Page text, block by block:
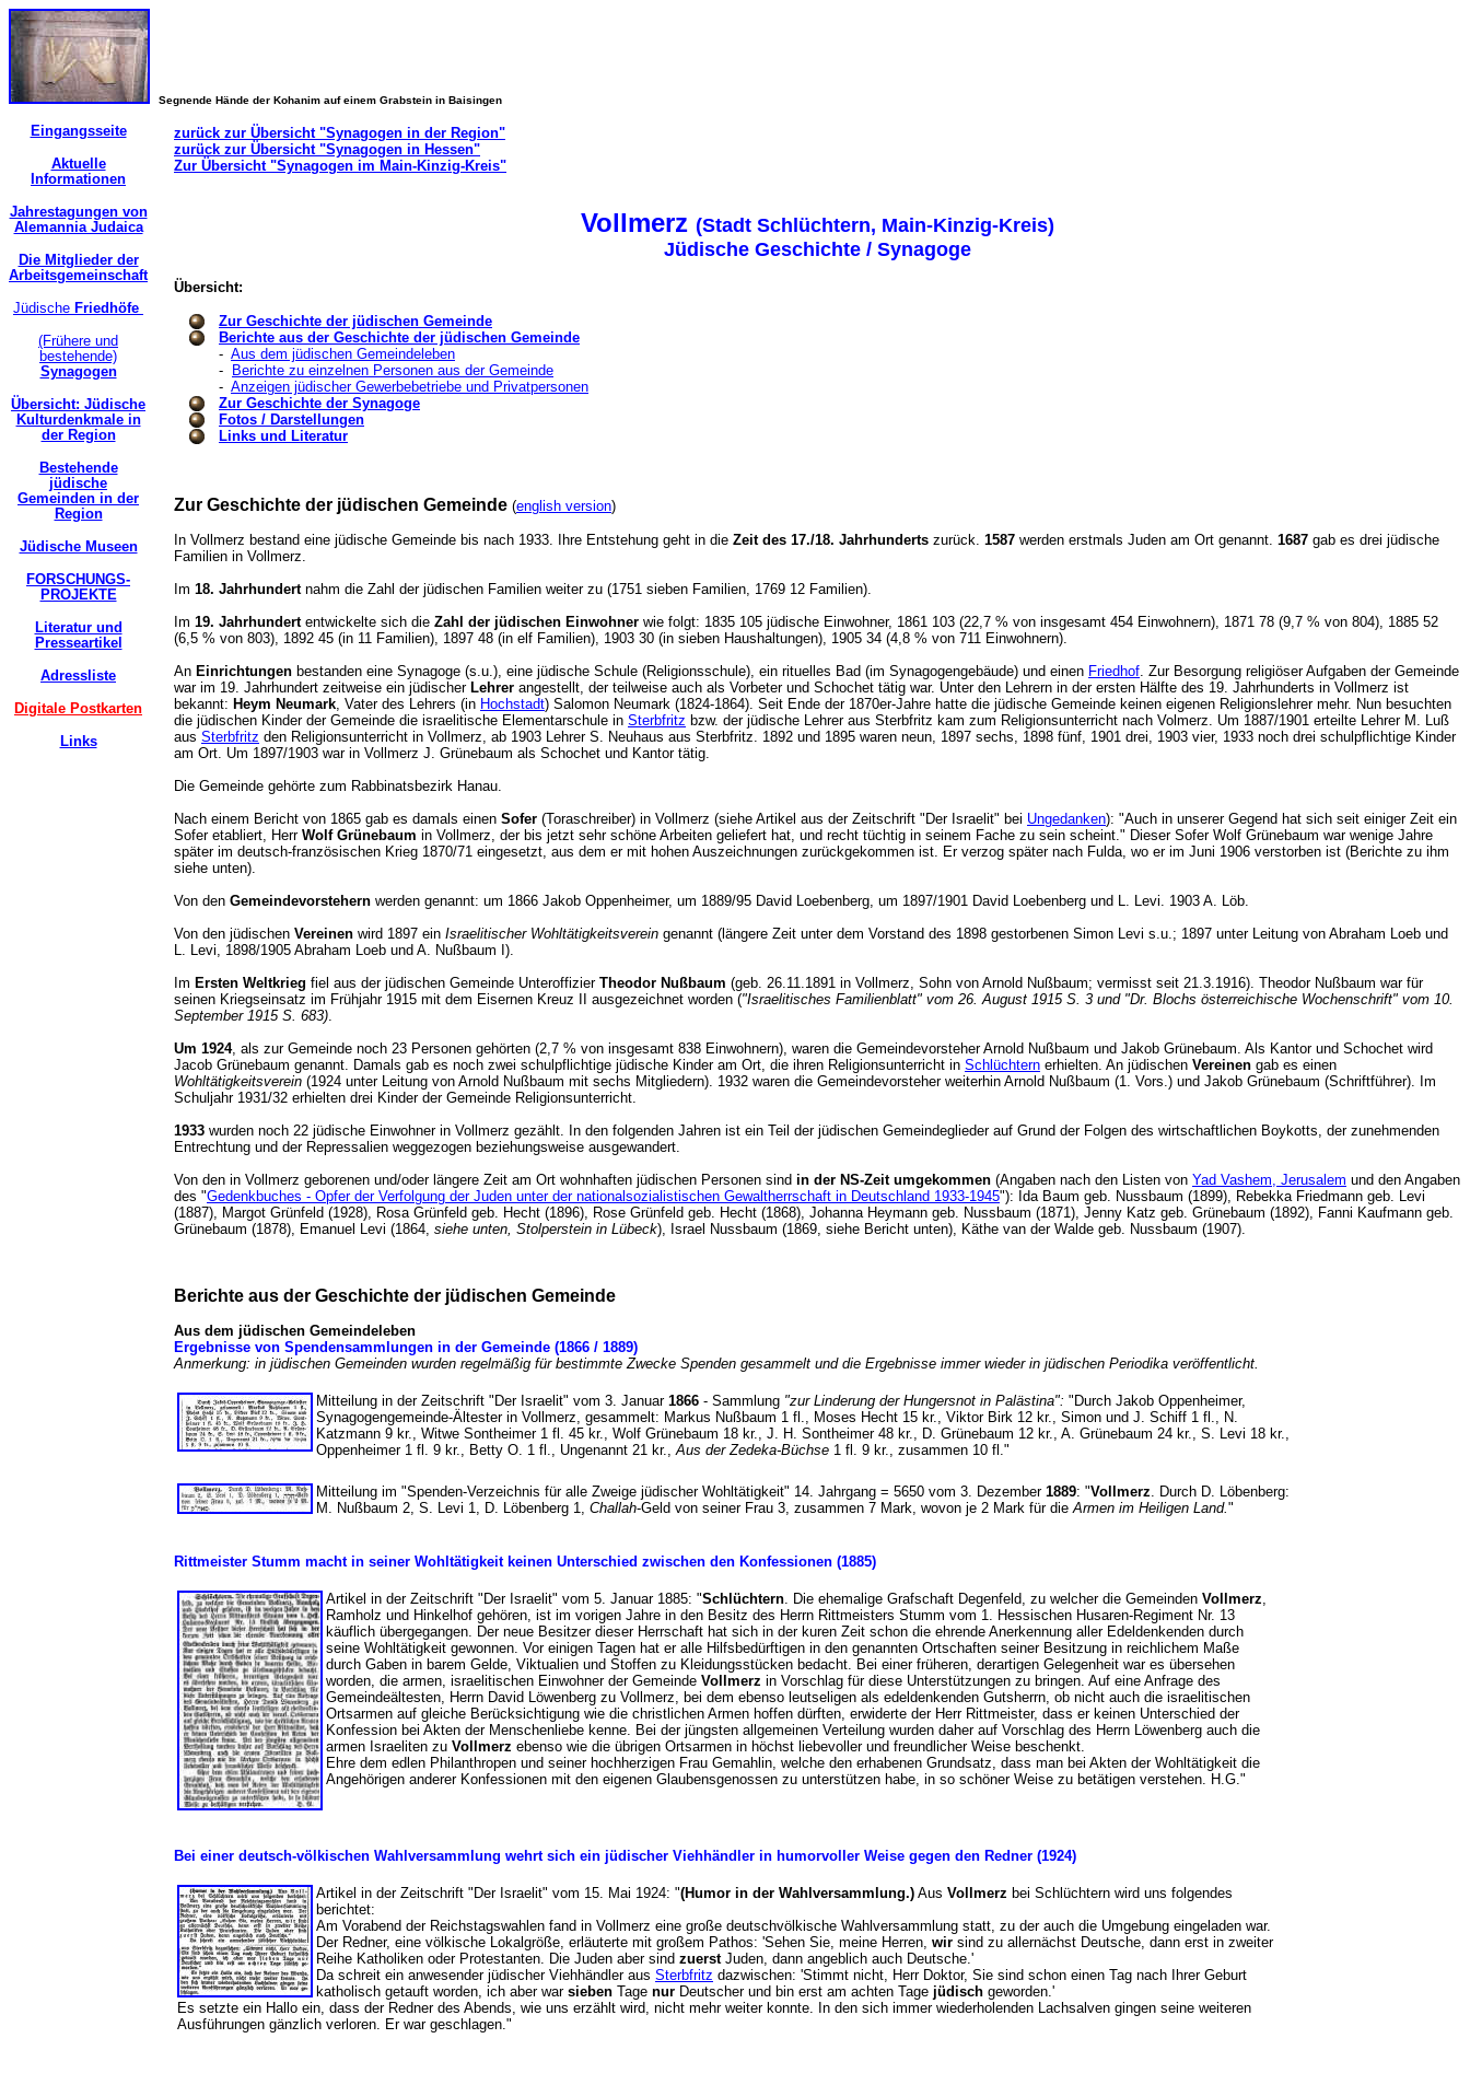
Segnende Hände der Kohanim auf einem Grabstein in Baisingen
Eingangsseite
Aktuelle
Informationen
Jahrestagungen von
Alemannia Judaica
Die Mitglieder der
Arbeitsgemeinschaft
Jüdische Friedhöfe
(Frühere und
bestehende)
Synagogen
Übersicht: Jüdische
Kulturdenkmale in
der Region
Bestehende
jüdische
Gemeinden in der
Region
Jüdische Museen
FORSCHUNGS-
PROJEKTE
Literatur und
Presseartikel
Adressliste
Digitale Postkarten
Links
zurück zur Übersicht "Synagogen in der Region"
zurück zur Übersicht "Synagogen in Hessen"
Zur Übersicht "Synagogen im Main-Kinzig-Kreis"
Vollmerz (Stadt Schlüchtern, Main-Kinzig-Kreis)
Jüdische Geschichte / Synagoge
Übersicht:
Zur Geschichte der jüdischen Gemeinde
Berichte aus der Geschichte der jüdischen Gemeinde
- Aus dem jüdischen Gemeindeleben
-
Berichte zu einzelnen Personen aus der Gemeinde
- Anzeigen jüdischer Gewerbebetriebe und Privatpersonen
Zur Geschichte der Synagoge
Fotos / Darstellungen
Links und Literatur
Zur Geschichte der jüdischen Gemeinde (english version)
In Vollmerz bestand eine jüdische Gemeinde bis nach 1933. Ihre Entstehung geht in die Zeit des 17./18. Jahrhunderts zurück. 1587 werden erstmals Juden am Ort genannt. 1687 gab es drei jüdische
Familien in Vollmerz.
Im 18. Jahrhundert nahm die Zahl der jüdischen Familien weiter zu (1751 sieben Familien, 1769 12 Familien).
Im 19. Jahrhundertentwickelte sich die Zahl der jüdischen Einwohner wie folgt: 1835 105 jüdische Einwohner, 1861 103 (22,7 % von insgesamt 454 Einwohnern), 1871 78 (9,7 % von 804), 1885 52
(6,5 % von 803), 1892 45 (in 11 Familien), 1897 48 (in elf Familien), 1903 30 (in sieben Haushaltungen), 1905 34 (4,8 % von 711 Einwohnern).
An Einrichtungen bestanden eine Synagoge (s.u.), eine jüdische Schule (Religionsschule), ein rituelles Bad (im Synagogengebäude) und einen Friedhof. Zur Besorgung religiöser Aufgaben der Gemeinde
war im 19. Jahrhundert zeitweise ein jüdischer Lehrer angestellt, der teilweise auch als Vorbeter und Schochet tätig war. Unter den Lehrern in der ersten Hälfte des 19. Jahrhunderts in Vollmerz ist
bekannt: Heym Neumark, Vater des Lehrers (in Hochstadt) Salomon Neumark (1824-1864). Seit Ende der 1870er-Jahre hatte die jüdische Gemeinde keinen eigenen Religionslehrer mehr. Nun besuchten
die jüdischen Kinder der Gemeinde die israelitische Elementarschule in Sterbfritz bzw. der jüdische Lehrer aus Sterbfritz kam zum Religionsunterricht nach Volmerz. Um 1887/1901 erteilte Lehrer M. Luß
aus Sterbfritz den Religionsunterricht in Vollmerz, ab 1903 Lehrer S. Neuhaus aus Sterbfritz. 1892 und 1895 waren neun, 1897 sechs, 1898 fünf, 1901 drei, 1903 vier, 1933 noch drei schulpflichtige Kinder
am Ort. Um 1897/1903 war in Vollmerz J. Grünebaum als Schochet und Kantor tätig.
Die Gemeinde gehörte zum Rabbinatsbezirk Hanau.
Nach einem Bericht von 1865 gab es damals einen Sofer (Toraschreiber) in Vollmerz (siehe Artikel aus der Zeitschrift "Der Israelit" bei Ungedanken): "Auch in unserer Gegend hat sich seit einiger Zeit ein
Sofer etabliert, Herr Wolf Grünebaum in Vollmerz, der bis jetzt sehr schöne Arbeiten geliefert hat, und recht tüchtig in seinem Fache zu sein scheint." Dieser Sofer Wolf Grünebaum war wenige Jahre
später im deutsch-französischen Krieg 1870/71 eingesetzt, aus dem er mit hohen Auszeichnungen zurückgekommen ist. Er verzog später nach Fulda, wo er im Juni 1906 verstorben ist (Berichte zu ihm
siehe unten).
Von den Gemeindevorstehern werden genannt: um 1866 Jakob Oppenheimer, um 1889/95 David Loebenberg, um 1897/1901 David Loebenberg und L. Levi. 1903 A. Löb.
Von den jüdischen Vereinen wird 1897 ein Israelitischer Wohltätigkeitsverein genannt (längere Zeit unter dem Vorstand des 1898 gestorbenen Simon Levi s.u.; 1897 unter Leitung von Abraham Loeb und
L. Levi, 1898/1905 Abraham Loeb und A. Nußbaum I).
Im Ersten Weltkrieg fiel aus der jüdischen Gemeinde Unteroffizier Theodor Nußbaum (geb. 26.11.1891 in Vollmerz, Sohn von Arnold Nußbaum; vermisst seit 21.3.1916). Theodor Nußbaum war für
seinen Kriegseinsatz im Frühjahr 1915 mit dem Eisernen Kreuz II ausgezeichnet worden ("Israelitisches Familienblatt" vom 26. August 1915 S. 3 und "Dr. Blochs österreichische Wochenschrift" vom 10.
September 1915 S. 683).
Um 1924, als zur Gemeinde noch 23 Personen gehörten (2,7 % von insgesamt 838 Einwohnern), waren die Gemeindevorsteher Arnold Nußbaum und Jakob Grünebaum. Als Kantor und Schochet wird
Jacob Grünebaum genannt. Damals gab es noch zwei schulpflichtige jüdische Kinder am Ort, die ihren Religionsunterricht in Schlüchtern erhielten. An jüdischen Vereinen gab es einen
Wohltätigkeitsverein (1924 unter Leitung von Arnold Nußbaum mit sechs Mitgliedern). 1932 waren die Gemeindevorsteher weiterhin Arnold Nußbaum (1. Vors.) und Jakob Grünebaum (Schriftführer). Im
Schuljahr 1931/32 erhielten drei Kinder der Gemeinde Religionsunterricht.
1933 wurden noch 22 jüdische Einwohner in Vollmerz gezählt. In den folgenden Jahren ist ein Teil der jüdischen Gemeindeglieder auf Grund der Folgen des wirtschaftlichen Boykotts, der zunehmenden
Entrechtung und der Repressalien weggezogen beziehungsweise ausgewandert.
Von den in Vollmerz geborenen und/oder längere Zeit am Ort wohnhaften jüdischen Personen sind in der NS-Zeit umgekommen (Angaben nach den Listen von Yad Vashem, Jerusalem und den Angaben
des "Gedenkbuches - Opfer der Verfolgung der Juden unter der nationalsozialistischen Gewaltherrschaft in Deutschland 1933-1945"): Ida Baum geb. Nussbaum (1899), Rebekka Friedmann geb. Levi
(1887), Margot Grünfeld (1928), Rosa Grünfeld geb. Hecht (1896), Rose Grünfeld geb. Hecht (1868), Johanna Heymann geb. Nussbaum (1871), Jenny Katz geb. Grünebaum (1892), Fanni Kaufmann geb.
Grünebaum (1878), Emanuel Levi (1864, siehe unten, Stolperstein in Lübeck), Israel Nussbaum (1869, siehe Bericht unten), Käthe van der Walde geb. Nussbaum (1907).
Berichte aus der Geschichte der jüdischen Gemeinde
Aus dem jüdischen Gemeindeleben
Ergebnisse von Spendensammlungen in der Gemeinde (1866 / 1889)
Anmerkung: in jüdischen Gemeinden wurden regelmäßig für bestimmte Zwecke Spenden gesammelt und die Ergebnisse immer wieder in jüdischen Periodika veröffentlicht.
Mitteilung in der Zeitschrift "Der Israelit" vom 3. Januar 1866 - Sammlung "zur Linderung der Hungersnot in Palästina": "Durch Jakob Oppenheimer,
Synagogengemeinde-Ältester in Vollmerz, gesammelt: Markus Nußbaum 1 fl., Moses Hecht 15 kr., Viktor Birk 12 kr., Simon und J. Schiff 1 fl., N.
Katzmann 9 kr., Witwe Sontheimer 1 fl. 45 kr., Wolf Grünebaum 18 kr., J. H. Sontheimer 48 kr., D. Grünebaum 12 kr., A. Grünebaum 24 kr., S. Levi 18 kr.,
Oppenheimer 1 fl. 9 kr., Betty O. 1 fl., Ungenannt 21 kr.,Aus der Zedeka-Büchse 1 fl. 9 kr., zusammen 10 fl."
Mitteilung im "Spenden-Verzeichnis für alle Zweige jüdischer Wohltätigkeit" 14. Jahrgang = 5650 vom 3. Dezember 1889: "Vollmerz. Durch D. Löbenberg:
M. Nußbaum 2, S. Levi 1, D. Löbenberg 1, Challah-Geld von seiner Frau 3, zusammen 7 Mark, wovon je 2 Mark für dieArmen im Heiligen Land."
Rittmeister Stumm macht in seiner Wohltätigkeit keinen Unterschied zwischen den Konfessionen (1885)
Artikel in der Zeitschrift "Der Israelit" vom 5. Januar 1885: "Schlüchtern. Die ehemalige Grafschaft Degenfeld, zu welcher die Gemeinden Vollmerz,
Ramholz und Hinkelhof gehören, ist im vorigen Jahre in den Besitz des Herrn Rittmeisters Stumm vom 1. Hessischen Husaren-Regiment Nr. 13
käuflich übergegangen. Der neue Besitzer dieser Herrschaft hat sich in der kuren Zeit schon die ehrende Anerkennung aller Edeldenkenden durch
seine Wohltätigkeit gewonnen. Vor einigen Tagen hat er alle Hilfsbedürftigen in den genannten Ortschaften seiner Besitzung in reichlichem Maße
durch Gaben in barem Gelde, Viktualien und Stoffen zu Kleidungsstücken bedacht. Bei einer früheren, derartigen Gelegenheit war es übersehen
worden, die armen, israelitischen Einwohner der Gemeinde Vollmerz in Vorschlag für diese Unterstützungen zu bringen. Auf eine Anfrage des
Gemeindeältesten, Herrn David Löwenberg zu Vollmerz, bei dem ebenso leutseligen als edeldenkenden Gutsherrn, ob nicht auch die israelitischen
Ortsarmen auf gleiche Berücksichtigung wie die christlichen Armen hoffen dürften, erwiderte der Herr Rittmeister, dass er keinen Unterschied der
Konfession bei Akten der Menschenliebe kenne. Bei der jüngsten allgemeinen Verteilung wurden daher auf Vorschlag des Herrn Löwenberg auch die
armen Israeliten zu Vollmerz ebenso wie die übrigen Ortsarmen in höchst liebevoller und freundlicher Weise beschenkt.
Ehre dem edlen Philanthropen und seiner hochherzigen Frau Gemahlin, welche den erhabenen Grundsatz, dass man bei Akten der Wohltätigkeit die
Angehörigen anderer Konfessionen mit den eigenen Glaubensgenossen zu unterstützen habe, in so schöner Weise zu betätigen verstehen. H.G."
Bei einer deutsch-völkischen Wahlversammlung wehrt sich ein jüdischer Viehhändler in humorvoller Weise gegen den Redner (1924)
Artikel in der Zeitschrift "Der Israelit" vom 15. Mai 1924: "(Humor in der Wahlversammlung.) Aus Vollmerz bei Schlüchtern wird uns folgendes
berichtet:
Am Vorabend der Reichstagswahlen fand in Vollmerz eine große deutschvölkische Wahlversammlung statt, zu der auch die Umgebung eingeladen war.
Der Redner, eine völkische Lokalgröße, erläuterte mit großem Pathos: 'Sehen Sie, meine Herren, wir sind zu allernächst Deutsche, dann erst in zweiter
Reihe Katholiken oder Protestanten. Die Juden aber sind zuerstJuden, dann angeblich auch Deutsche.'
Da schreit ein anwesender jüdischer Viehhändler aus Sterbfritz dazwischen: 'Stimmt nicht, Herr Doktor, Sie sind schon einen Tag nach Ihrer Geburt
katholisch getauft worden, ich aber war sieben Tage nur Deutscher und bin erst am achten Tage jüdisch geworden.'
Es setzte ein Hallo ein, dass der Redner des Abends, wie uns erzählt wird, nicht mehr weiter konnte. In den sich immer wiederholenden Lachsalven gingen seine weiteren
Ausführungen gänzlich verloren. Er war geschlagen."